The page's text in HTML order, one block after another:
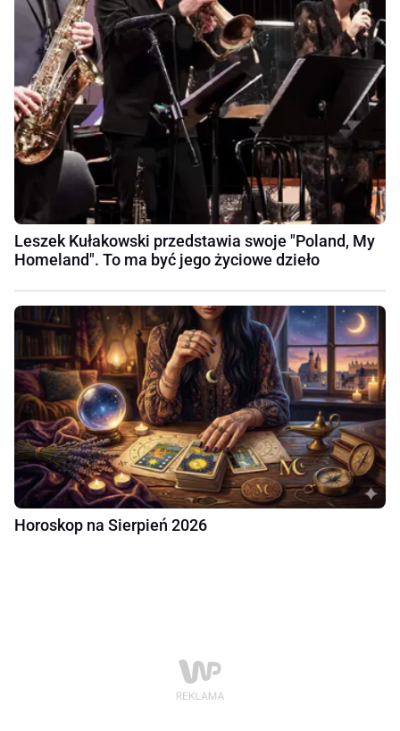
Leszek Kułakowski przedstawia swoje "Poland, My
Homeland". To ma być jego życiowe dzieło
Horoskop na Sierpień 2026